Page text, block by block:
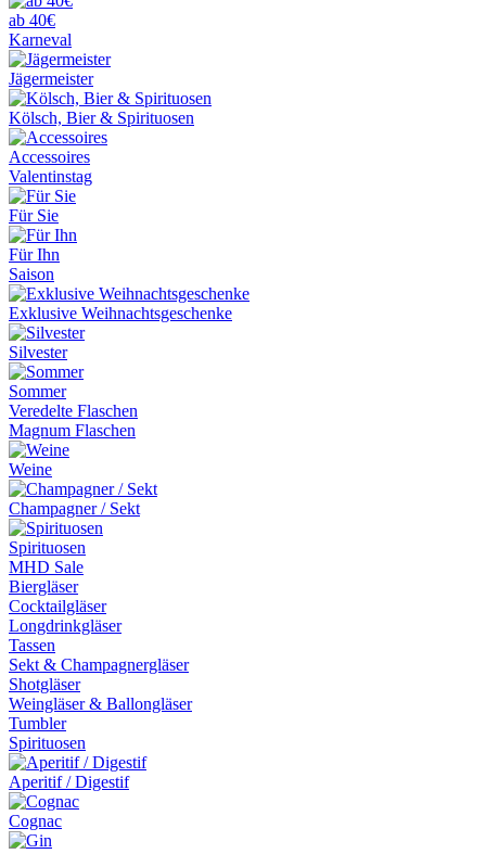
ab 40€
Karneval
Jägermeister
Kölsch, Bier & Spirituosen
Accessoires
Valentinstag
Für Sie
Für Ihn
Saison
Exklusive Weihnachtsgeschenke
Silvester
Sommer
Veredelte Flaschen
Magnum Flaschen
Weine
Champagner / Sekt
Spirituosen
MHD Sale
Biergläser
Cocktailgläser
Longdrinkgläser
Tassen
Sekt & Champagnergläser
Shotgläser
Weingläser & Ballongläser
Tumbler
Spirituosen
Aperitif / Digestif
Cognac